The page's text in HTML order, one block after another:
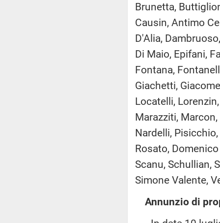
Brunetta,
Causin, Antimo
D'Alia,
Di Maio, Epifani,
Fontana,
Giachetti,
Locatelli,
Marazziti,
Nardelli,
Rosato,
Scanu, Schullian,
Simone Valente,
Annunzio di